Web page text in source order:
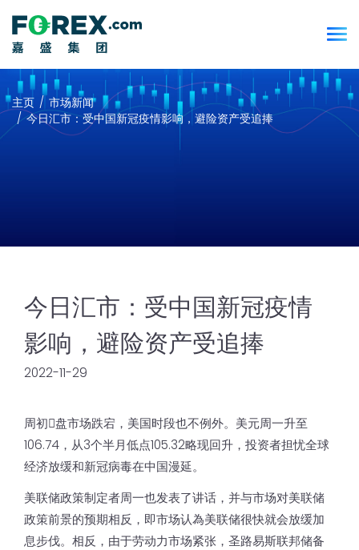
主页
市场新闻
今日汇市：受中国新冠疫情影响，避险资产受追捧
今日汇市：受中国新冠疫情
影响，避险资产受追捧
2022-11-29
周初𫔭盘市场跌宕，美国时段也不例外。美元周一升至
106.74，从3个半月低点105.32略现回升，投资者担忧全球
经济放缓和新冠病毒在中国漫延。
美联储政策制定者周一也发表了讲话，并与市场对美联储
政策前景的预期相反，即市场认為美联储很快就会放缓加
息步伐。相反，由于劳动力市场紧张，圣路易斯联邦储备